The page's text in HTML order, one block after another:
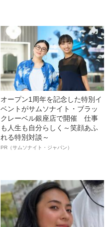
オープン1周年を記念した特別イ
ベントがサムソナイト・ブラッ
クレーベル銀座店で開催 仕事
も人生も自分らしく～笑顔あふ
れる特別対談～
PR（サムソナイト・ジャパン）